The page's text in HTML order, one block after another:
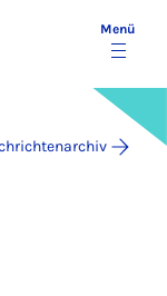
Menü